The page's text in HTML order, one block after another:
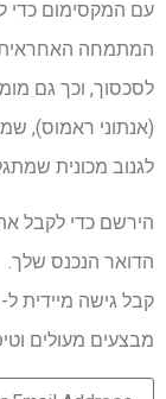
עם המקסימום כדי
המתמחה האחראית,
לסכסוך, וכך גם
(אנתוני ראמוס),
לגנוב מכונית
הירשם כדי לקבל
הדואר הנכנס שלך.
מבצעים מעולים